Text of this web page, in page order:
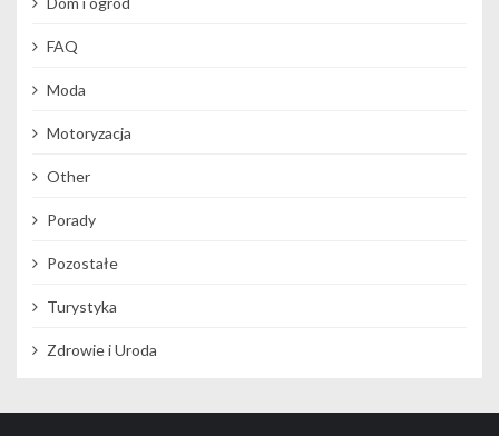
FAQ
Moda
Motoryzacja
Other
Porady
Pozostałe
Turystyka
Zdrowie i Uroda